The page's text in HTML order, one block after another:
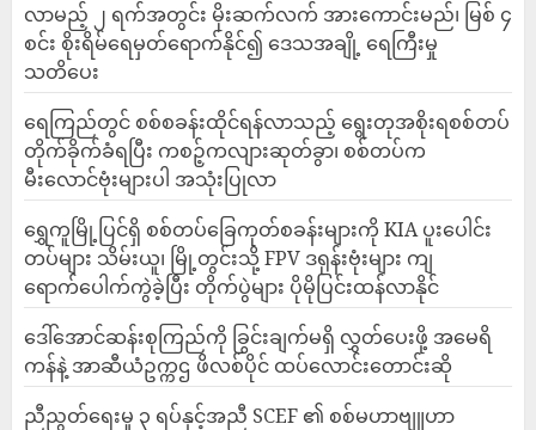
လာမည့် ၂ ရက်အတွင်း မိုးဆက်လက် အားကောင်းမည်၊ မြစ် ၄
စင်း စိုးရိမ်ရေမှတ်ရောက်နိုင်၍ ဒေသအချို့ ရေကြီးမှု
သတိပေး
ရေကြည်တွင် စစ်စခန်းထိုင်ရန်လာသည့် ရွေးတုအစိုးရစစ်တပ်
တိုက်ခိုက်ခံရပြီး ကစဉ့်ကလျားဆုတ်ခွာ၊ စစ်တပ်က
မီးလောင်ဗုံးများပါ အသုံးပြုလာ
‎ရွှေကူမြို့ပြင်ရှိ စစ်တပ်ခြေကုတ်စခန်းများကို KIA ပူးပေါင်း
တပ်များ သိမ်းယူ၊ မြို့တွင်းသို့ FPV ဒရုန်းဗုံးများ ကျ
ရောက်ပေါက်ကွဲခဲ့ပြီး တိုက်ပွဲများ ပိုမိုပြင်းထန်လာနိုင်
ဒေါ်အောင်ဆန်းစုကြည်ကို ခြွင်းချက်မရှိ လွှတ်ပေးဖို့ အမေရိ
ကန်နဲ့ အာဆီယံဥက္ကဌ ဖိလစ်ပိုင် ထပ်လောင်းတောင်းဆို
ညီညွတ်ရေးမူ ၃ ရပ်နှင့်အညီ SCEF ၏ စစ်မဟာဗျူဟာ